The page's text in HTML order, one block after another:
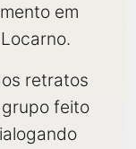
em
retratos
feito